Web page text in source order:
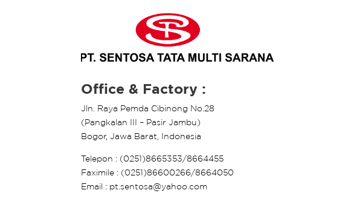
Office & Factory :
Jln. Raya Pemda Cibinong No.28
(Pangkalan III – Pasir Jambu)
Bogor, Jawa Barat, Indonesia
Telepon : (0251)8665353/8664455
Faximile : (0251)86600266/8664050
Email : pt.sentosa@yahoo.com